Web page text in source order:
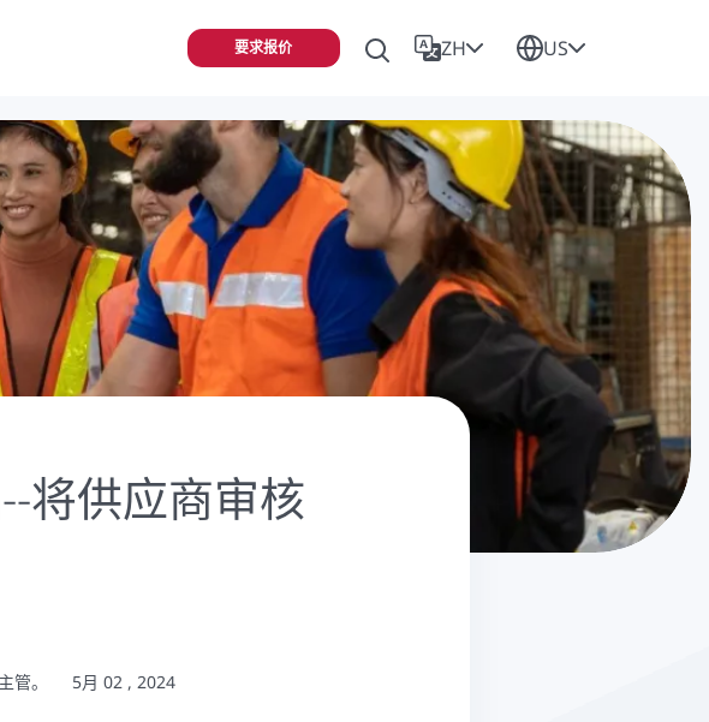
要求报价 ZH US
将供应商审核
。 5月 02 , 2024